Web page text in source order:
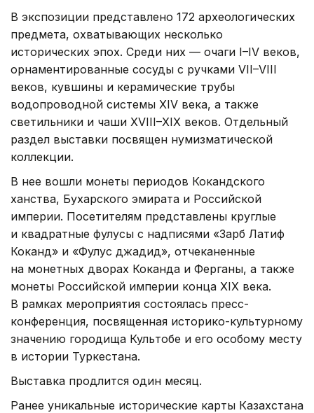
В экспозиции представлено 172 археологических
предмета, охватывающих несколько
исторических эпох. Среди них — очаги I–IV веков,
орнаментированные сосуды с ручками VII–VIII
веков, кувшины и керамические трубы
водопроводной системы XIV века, а также
светильники и чаши XVIII–XIX веков. Отдельный
раздел выставки посвящен нумизматической
коллекции.
В нее вошли монеты периодов Кокандского
ханства, Бухарского эмирата и Российской
империи. Посетителям представлены круглые
и квадратные фулусы с надписями «Зарб Латиф
Коканд» и «Фулус джадид», отчеканенные
на монетных дворах Коканда и Ферганы, а также
монеты Российской империи конца XIX века.
В рамках мероприятия состоялась пресс-
конференция, посвященная историко-культурному
значению городища Культобе и его особому месту
в истории Туркестана.
Выставка продлится один месяц.
Ранее уникальные исторические карты Казахстана